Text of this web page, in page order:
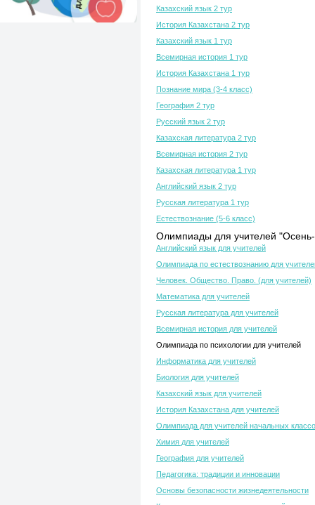
Казахский язык 2 тур
История Казахстана 2 тур
Казахский язык 1 тур
Всемирная история 1 тур
История Казахстана 1 тур
Познание мира (3-4 класс)
География 2 тур
Русский язык 2 тур
Казахская литература 2 тур
Всемирная история 2 тур
Казахская литература 1 тур
Английский язык 2 тур
Русская литература 1 тур
Естествознание (5-6 класс)
Олимпиады для учителей
Английский язык для учителей
Олимпиада по естествознанию для
Человек. Общество. Право. (для учителей)
Математика для учителей
Русская литература для учителей
Всемирная история для учителей
Олимпиада по психологии для учителей
Информатика для учителей
Биология для учителей
Казахский язык для учителей
История Казахстана для учителей
Олимпиада для учителей начальных
Химия для учителей
География для учителей
Педагогика: традиции и инновации
Основы безопасности жизнедеятельности